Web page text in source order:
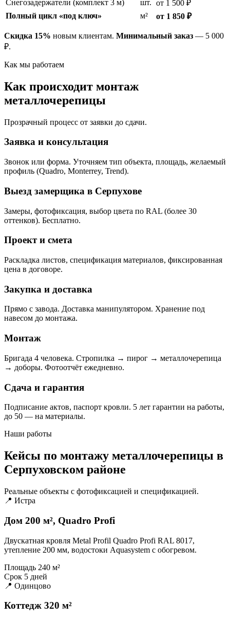
Снегозадержатели (комплект 3 м) шт. от 1 500 ₽
Полный цикл «под ключ»
м² от 1 850 ₽
Скидка 15% новым клиентам. Минимальный заказ — 5 000
₽.
Как мы работаем
Как происходит монтаж
металлочерепицы
Прозрачный процесс от заявки до сдачи.
Заявка и консультация
Звонок или форма. Уточняем тип объекта, площадь, желаемый
профиль (Quadro, Monterrey, Trend).
Выезд замерщика в Серпухове
Замеры, фотофиксация, выбор цвета по RAL (более 30
оттенков). Бесплатно.
Проект и смета
Раскладка листов, спецификация материалов, фиксированная
цена в договоре.
Закупка и доставка
Прямо с завода. Доставка манипулятором. Хранение под
навесом до монтажа.
Монтаж
Бригада 4 человека. Стропилка → пирог → металлочерепица
→ доборы. Фотоотчёт ежедневно.
Сдача и гарантия
Подписание актов, паспорт кровли. 5 лет гарантии на работы,
до 50 — на материалы.
Наши работы
Кейсы по монтажу металлочерепицы в
Серпуховском районе
Реальные объекты с фотофиксацией и спецификацией.
📍 Истра
Дом 200 м², Quadro Profi
Двускатная кровля Metal Profil Quadro Profi RAL 8017,
утепление 200 мм, водостоки Aquasystem с обогревом.
Площадь 240 м²
Срок 5 дней
📍 Одинцово
Коттедж 320 м²